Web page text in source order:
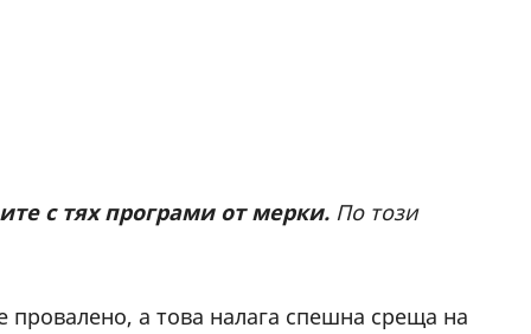
с тях програми от мерки. По този
провалено, а това налага спешна среща на